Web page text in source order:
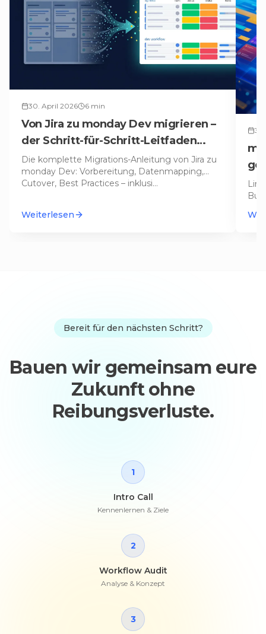
30. April 2026 6 min
Von Jira zu monday Dev migrieren –
der Schritt-für-Schritt-Leitfaden
2026
Die komplette Migrations-Anleitung von Jira zu
monday Dev: Vorbereitung, Datenmapping,
Cutover, Best Practices – inklusi…
Weiterlesen
Bereit für den nächsten Schritt?
Bauen wir gemeinsam eure
Zukunft ohne
Reibungsverluste.
1
Intro Call
Kennenlernen & Ziele
2
Workflow Audit
Analyse & Konzept
3